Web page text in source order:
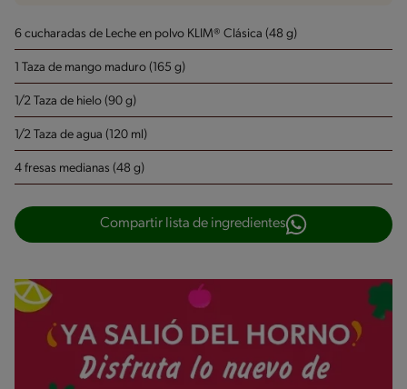
6 cucharadas de Leche en polvo KLIM® Clásica (48 g)
1 Taza de mango maduro (165 g)
1/2 Taza de hielo (90 g)
1/2 Taza de agua (120 ml)
4 fresas medianas (48 g)
Compartir lista de ingredientes